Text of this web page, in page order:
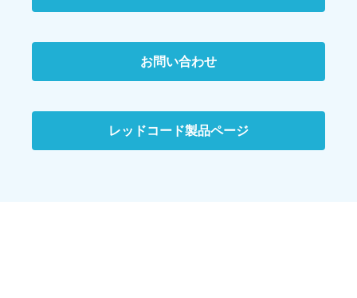
お問い合わせ
レッドコード製品ページ